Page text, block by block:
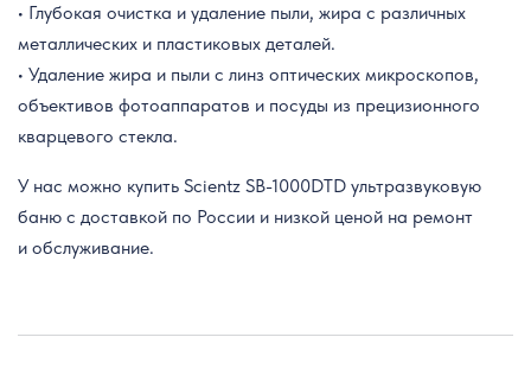
• Глубокая очистка и удаление пыли, жира с различных
металлических и пластиковых деталей.
• Удаление жира и пыли с линз оптических микроскопов,
объективов фотоаппаратов и посуды из прецизионного
кварцевого стекла.
У нас можно купить Scientz SB-1000DTD ультразвуковую
баню с доставкой по России и низкой ценой на ремонт
и обслуживание.